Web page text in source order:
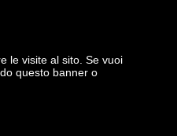
le visite al sito. Se vuoi
questo banner o